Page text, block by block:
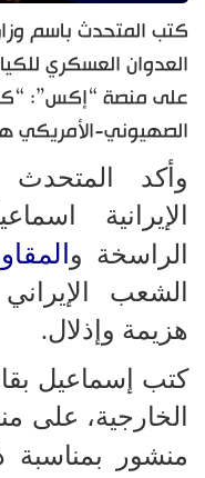
كتب المتحدث باسم
العدوان العسكري
على منصة “إكس”:
الصهيوني-الأمريكي
وأكد المتحدث
الإيرانية
الراسخة و
الشعب
هزيمة وإذلال.
كتب إسماعيل
الخارجية، على
منشور بمناسبة